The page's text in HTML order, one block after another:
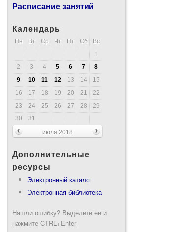
Расписание занятий
Календарь
Пн Вт Ср Чт Пт Сб
Вс
1
2
3 4 5 6 7
8
9
10 11 12 13 14
15
16
17 18 19 20 21
22
23
24 25 26 27 28
29
30
31
июля 2018
Дополнительные
ресурсы
Электронный каталог
Электронная библиотека
Нашли ошибку? Выделите ее и
нажмите CTRL+Enter